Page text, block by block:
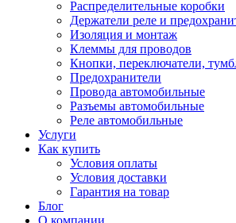
Распределительные коробки
Держатели реле и
Изоляция и монтаж
Клеммы для проводов
Кнопки, переключатели,
Предохранители
Провода автомобильные
Разъемы автомобильные
Реле автомобильные
Услуги
Как купить
Условия оплаты
Условия доставки
Гарантия на товар
Блог
О компании